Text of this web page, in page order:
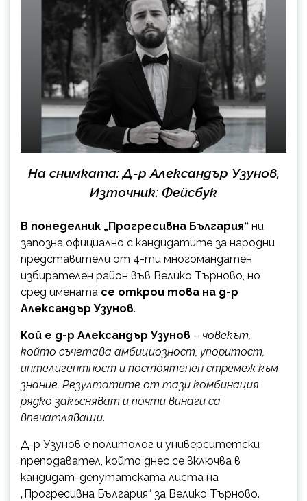
На снимката: Д-р Александър Узунов,
Източник: Фейсбук
В понеделник „Прогресивна България“ ни
запозна официално с кандидатите за народни
представители от 4-ти многомандатен
избирателен район във Велико Търново, но
сред имената се открои това на д-р
Александър Узунов.
Кой е д-р Александър Узунов – човекът,
който съчетава амбициозност, упоритост,
интелигентност и постоятенен стремеж към
знание. Резултатите от тази комбинация
рядко закъсняват и почти винаги са
впечатляващи.
Д-р Узунов е политолог и университетски
преподавател, който днес се включва в
кандидат-депутатската листа на
„Прогресивна България“ за Велико Търново.